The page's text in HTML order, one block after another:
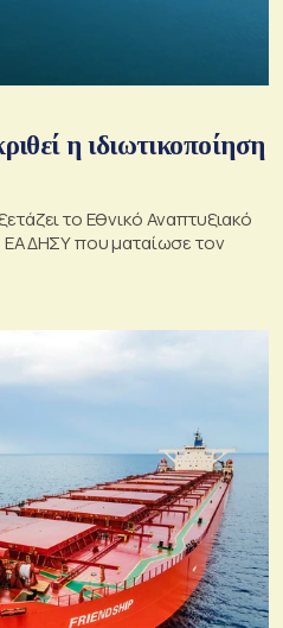
η ιδιωτικοποίηση
το Εθνικό Αναπτυξιακό
ΕΑΔΗΣΥ που ματαίωσε τον